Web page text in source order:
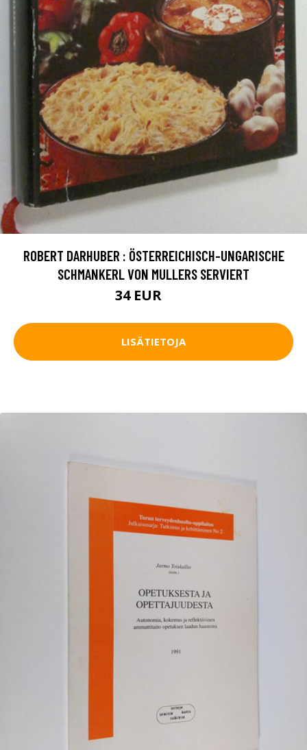
ROBERT DARHUBER : ÖSTERREICHISCH-UNGARISCHE
SCHMANKERL VON MULLERS SERVIERT
34 EUR
LISÄTIETOJA